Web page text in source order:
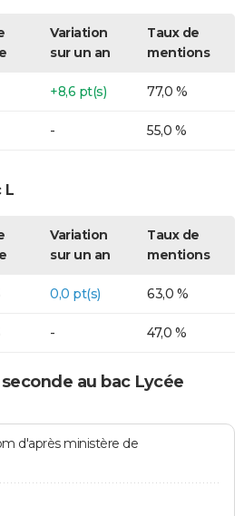
Variation
sur un an
Taux de
mentions
+8,6 pt(s) 77,0 %
- 55,0 %
L
Variation
sur un an
Taux de
mentions
0,0 pt(s) 63,0 %
- 47,0 %
au bac Lycée
d'après ministère de